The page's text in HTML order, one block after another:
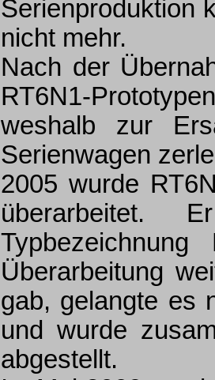
Serienproduktion
nicht mehr.
Nach der
RT6N1-
weshalb zur
Serienwagen
2005 wurde
überarbeitet.
Überarbeitung
gab, gelangte es
und wurde
abgestellt.